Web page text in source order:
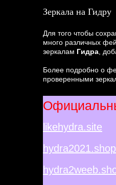
Зеркала на Гидру
Для того чтобы
много различных
зеркалам Гидра ,
Более подробно о
проверенными
likehydra.site
hydra2021.shop